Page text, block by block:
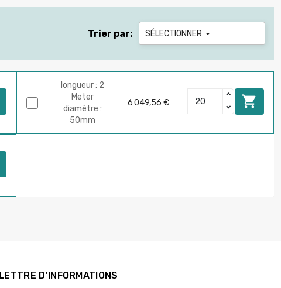
Trier par: SÉLECTIONNER 
longueur : 2
Meter
diamètre :
50mm
6 049,56 € 
LETTRE D'INFORMATIONS